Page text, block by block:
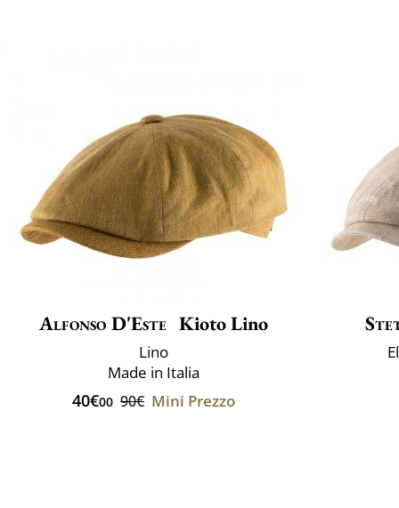
Alfonso D'Este Kioto Lino
Lino
Made in Italia
40€00 90€ Mini Prezzo